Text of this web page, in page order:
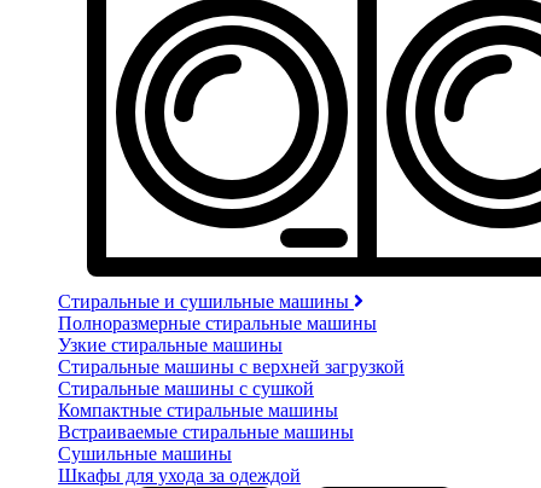
Стиральные и сушильные машины
Полноразмерные стиральные машины
Узкие стиральные машины
Стиральные машины с верхней загрузкой
Стиральные машины с сушкой
Компактные стиральные машины
Встраиваемые стиральные машины
Сушильные машины
Шкафы для ухода за одеждой